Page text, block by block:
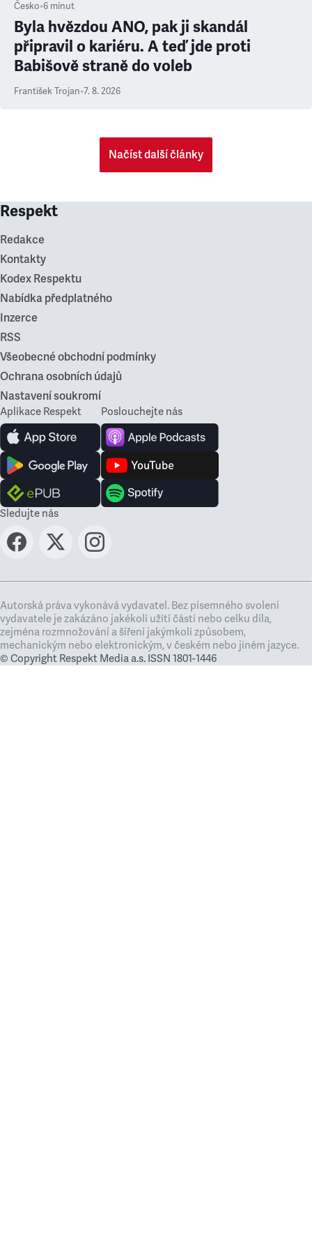
Česko•6 minut
Byla hvězdou ANO, pak ji skandál
připravil o kariéru. A teď jde proti
Babišově straně do voleb
František Trojan•7. 8. 2026
Načíst další články
Respekt
Redakce
Kontakty
Kodex Respektu
Nabídka předplatného
Inzerce
RSS
Všeobecné obchodní podmínky
Ochrana osobních údajů
Nastavení soukromí
Aplikace Respekt Poslouchejte nás
Sledujte nás
Autorská práva vykonává vydavatel. Bez písemného svolení
vydavatele je zakázáno jakékoli užití částí nebo celku díla,
zejména rozmnožování a šíření jakýmkoli způsobem,
mechanickým nebo elektronickým, v českém nebo jiném jazyce.
© Copyright Respekt Media a.s. ISSN 1801-1446